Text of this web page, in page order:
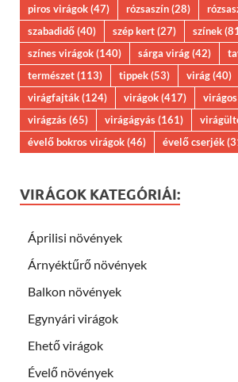
piros virágok(47) rózsaszín(28)
szabadidő(40) szép kert(27) színek
színes virágok(140) sárga virág(42)
természet(113) tippek(53) virág(40)
virágfajták(124) virágok(417)
virágzás(65) virágágyás(161)
évelő bokros virágok(46) évelő cserjék
VIRÁGOK KATEGÓRIÁI:
Áprilisi növények
Árnyéktűrő növények
Balkon növények
Egynyári virágok
Ehető virágok
Évelő növények